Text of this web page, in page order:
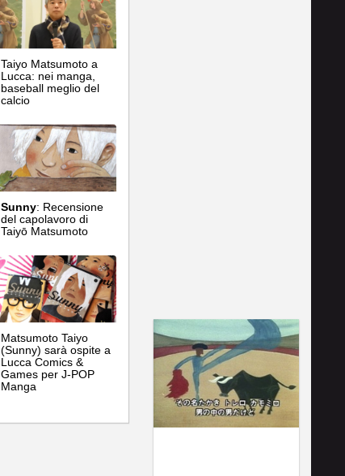
Taiyo Matsumoto a
Lucca: nei manga,
baseball meglio del
calcio
Sunny: Recensione
del capolavoro di
Taiyō Matsumoto
Matsumoto Taiyo
(Sunny) sarà ospite a
Lucca Comics &
Games per J-POP
Manga